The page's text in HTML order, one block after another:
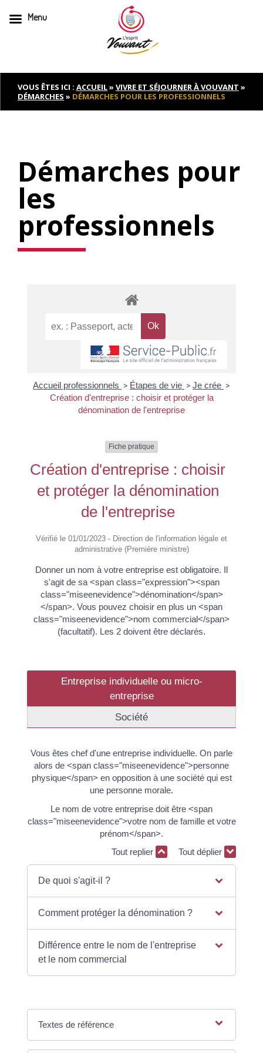
to
contentVOUS ÊTES ICI : ACCUEIL» VIVRE ET SÉJOURNER À VOUVANT »
DÉMARCHES » DÉMARCHES POUR LES PROFESSIONNELS
Démarches pour
les
professionnels
Accueil professionnels > Étapes de vie > Je crée >
Création d'entreprise : choisir et protéger la
dénomination de l'entreprise
Fiche pratique
Création d'entreprise : choisir
et protéger la dénomination
de l'entreprise
Vérifié le 01/01/2023 - Direction de l'information légale et
administrative (Première ministre)
Donner un nom à votre entreprise est obligatoire. Il
s'agit de sa <span class="expression"><span
class="miseenevidence">dénomination</span>
</span>. Vous pouvez choisir en plus un <span
class="miseenevidence">nom commercial</span>
(facultatif). Les 2 doivent être déclarés.
Entreprise individuelle ou micro-
entreprise
Société
Vous êtes chef d'une entreprise individuelle. On parle
alors de <span class="miseenevidence">personne
physique</span> en opposition à une société qui est
une personne morale.
Le nom de votre entreprise doit être <span
class="miseenevidence">votre nom de famille et votre
prénom</span>.
Tout replier
Tout déplier
De quoi s'agit-il ?
Comment protéger la dénomination ?
Différence entre le nom de l'entreprise
et le nom commercial
Textes de référence
Menu